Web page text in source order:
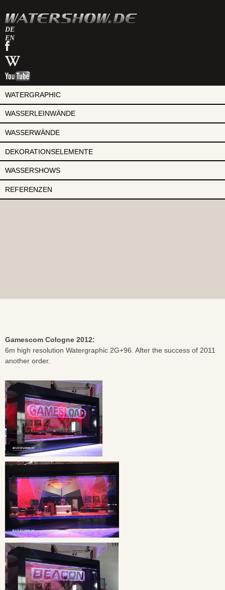
DE
EN
watershow
auf
facebook
watershow
bei
wikipedia
watershow
youtube
WATERGRAPHIC
WASSERLEINWÄNDE
WASSERWÄNDE
DEKORATIONSELEMENTE
WASSERSHOWS
REFERENZEN
Gamescom Cologne 2012:
6m high resolution Watergraphic 2G+96. After the success of 2011
another order.